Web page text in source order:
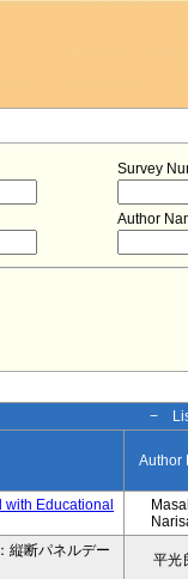
Survey
Author
−
Author
with Educational
縦断パネルデー
平光